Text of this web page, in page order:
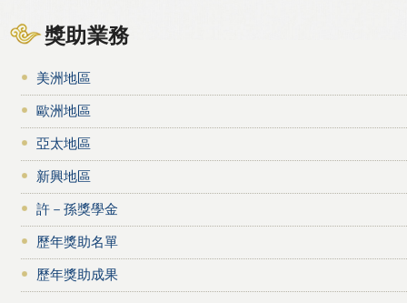
獎助業務
美洲地區
歐洲地區
亞太地區
新興地區
許－孫獎學金
歷年獎助名單
歷年獎助成果